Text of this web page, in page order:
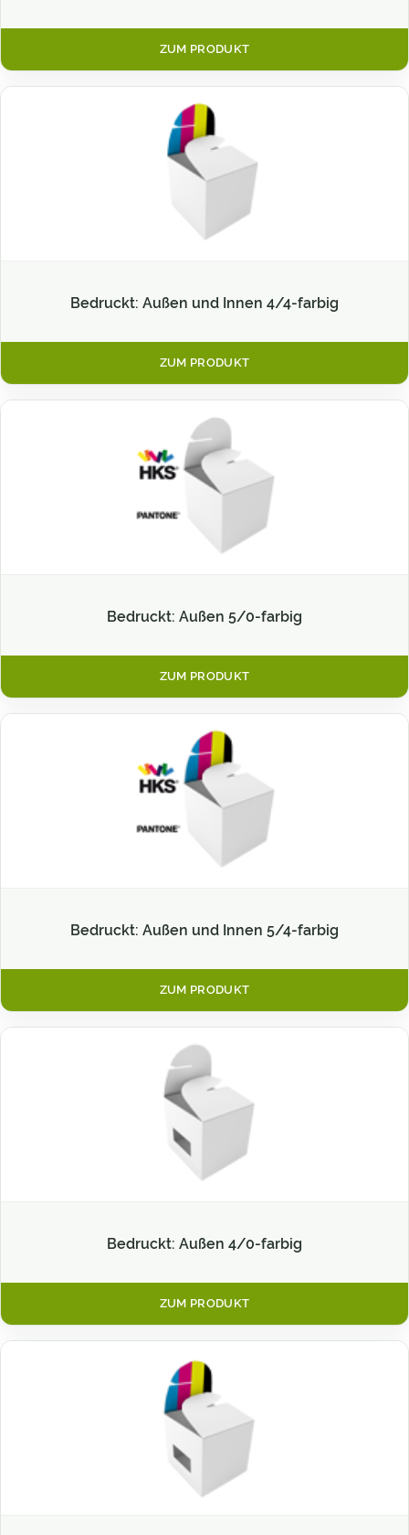
ZUM PRODUKT
Bedruckt: Außen und Innen 4/4-farbig
ZUM PRODUKT
Bedruckt: Außen 5/0-farbig
ZUM PRODUKT
Bedruckt: Außen und Innen 5/4-farbig
ZUM PRODUKT
Bedruckt: Außen 4/0-farbig
ZUM PRODUKT